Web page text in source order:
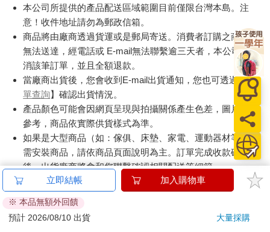
本公司所提供的產品配送區域範圍目前僅限台灣本島。注
意！收件地址請勿為郵政信箱。
商品將由廠商透過貨運或是郵局寄送。消費者訂購之商品若
無法送達，經電話或 E-mail無法聯繫逾三天者，本公司將取
消該筆訂單，並且全額退款。
當廠商出貨後，您會收到E-mail出貨通知，您也可透過【訂
單查詢】確認出貨情況。
產品顏色可能會因網頁呈現與拍攝關係產生色差，圖片僅供
參考，商品依實際供貨樣式為準。
如果是大型商品（如：傢俱、床墊、家電、運動器材等）及
需安裝商品，請依商品頁面說明為主。訂單完成收款確認
後，出貨廠商將會和您聯繫確認相關配送等細節。
偏遠地區、樓層費及其它加價費用，皆由廠商於約定配送時
一併告知，廠商將保留出貨與否的權利。
提醒您！！
立即結帳 加入購物車
※ 本品無額外回饋
預計 2026/08/10 出貨
大量採購